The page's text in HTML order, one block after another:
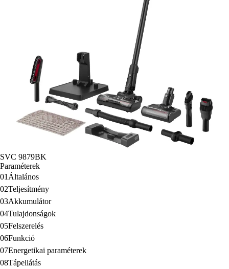
SVC 9879BK
Paraméterek
01 Általános
02Teljesítmény
03Akkumulátor
04Tulajdonságok
05Felszerelés
06Funkció
07Energetikai paraméterek
08Tápellátás